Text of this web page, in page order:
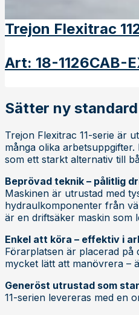
Trejon Flexitrac
Art: 18-1126CAB-
Sätter ny
Trejon Flexitrac 11-serie är
många olika
som ett starkt alternativ till
Beprövad teknik – pålitlig
Maskinen är utrustad med
hydraulkomponenter från
är en driftsäker maskin som
Enkel att köra – effektiv i
Förarplatsen är placerad
mycket lätt att manövrera –
Generöst utrustad som
11-serien levereras med en